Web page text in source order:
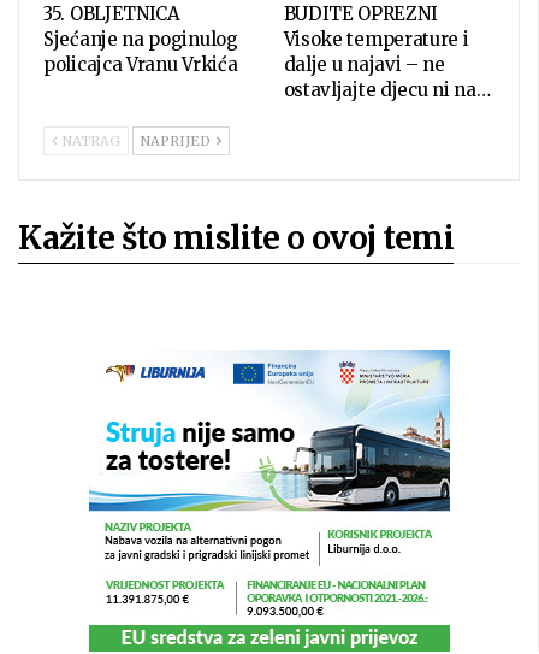
35. OBLJETNICA
Sjećanje na poginulog
policajca Vranu Vrkića
BUDITE OPREZNI
Visoke temperature i
dalje u najavi – ne
ostavljajte djecu ni na…
NATRAG NAPRIJED
Kažite što mislite o ovoj temi